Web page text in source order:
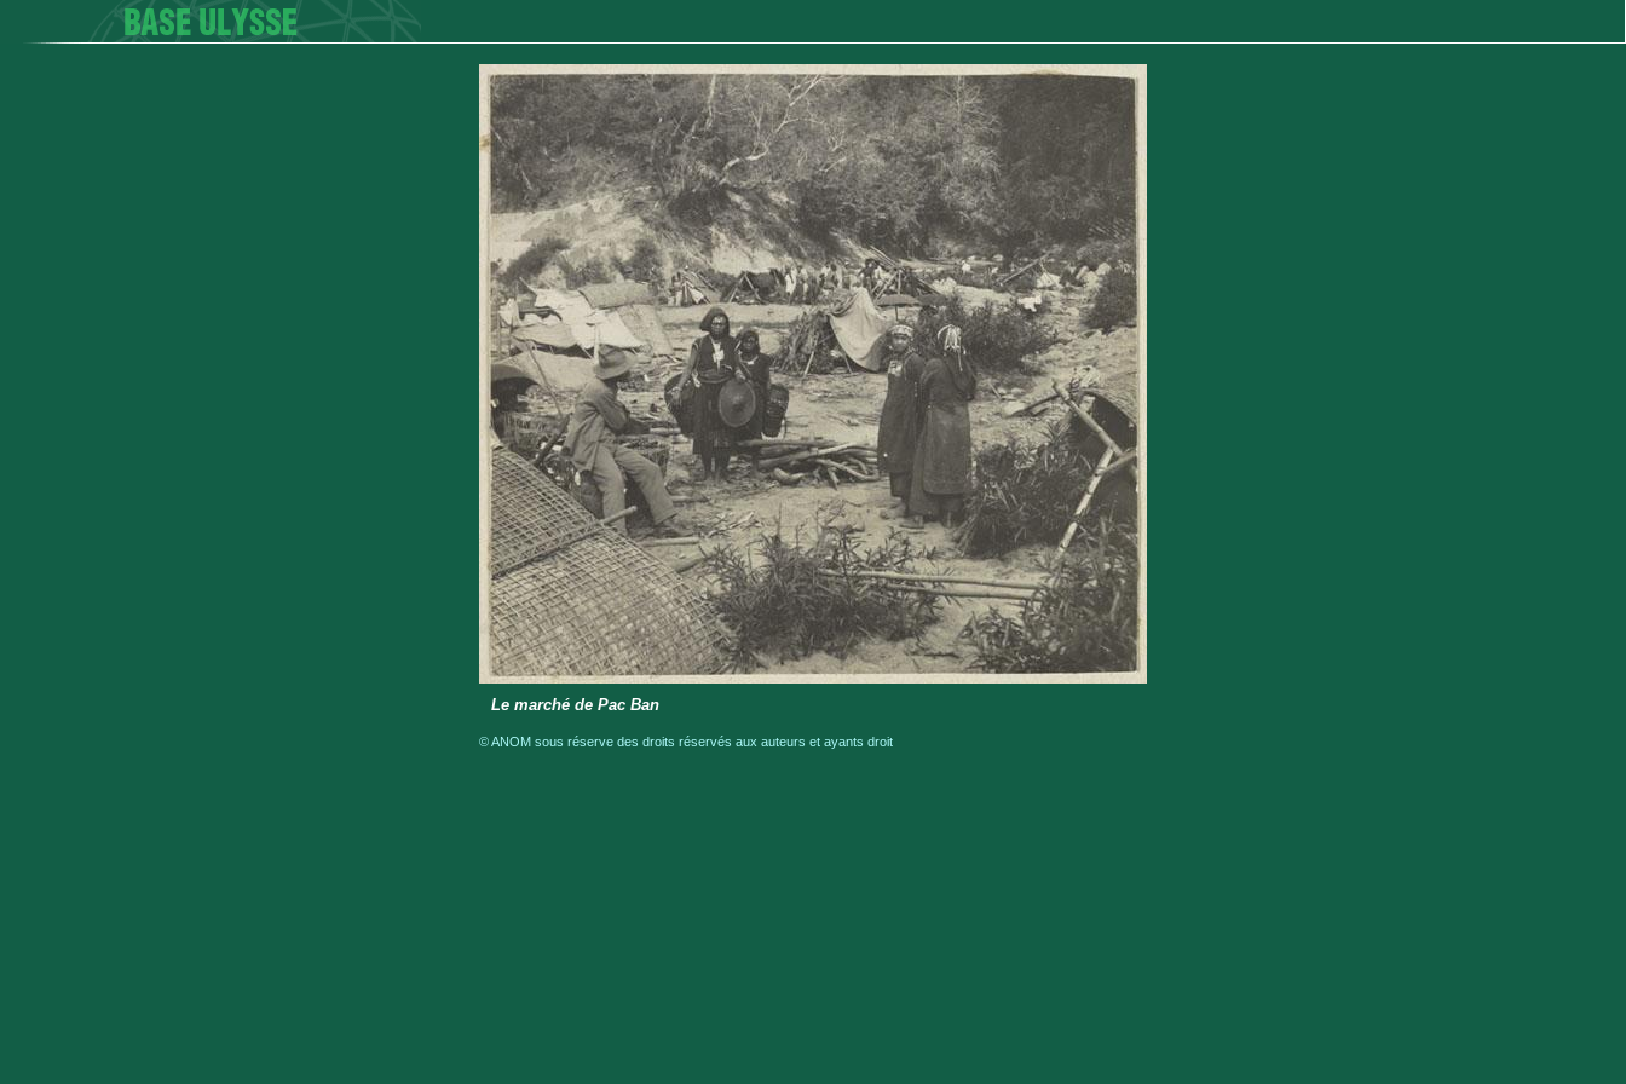
Le marché de Pac Ban
© ANOM sous réserve des droits réservés aux auteurs et ayants droit